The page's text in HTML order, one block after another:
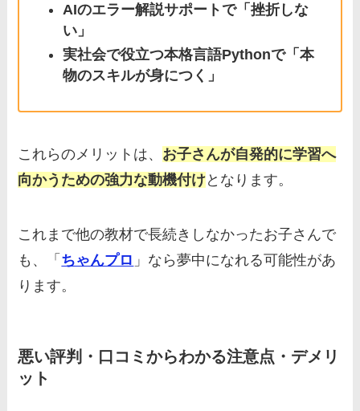
AIのエラー解説サポートで「挫折しな
い」
実社会で役立つ本格言語Pythonで「本
物のスキルが身につく」
これらのメリットは、 お子さんが自発的に学習へ
向かうための強力な動機付けとなります。
これまで他の教材で長続きしなかったお子さんで
も、「 ちゃんプロ 」なら夢中になれる可能性があ
ります。
悪い評判・口コミからわかる注意点・デメリ
ット